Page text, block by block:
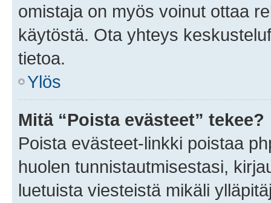
omistaja on myös voinut ottaa
käytöstä. Ota yhteys
tietoa.
Ylös
Mitä “Poista evästeet” tekee?
Poista evästeet-linkki poistaa
huolen tunnistautmisestasi,
luetuista viesteistä mikäli